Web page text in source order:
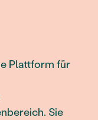
Plattform für
Sie